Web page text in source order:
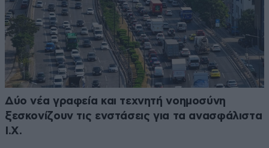
Δύο νέα γραφεία και τεχνητή νοημοσύνη
ξεσκονίζουν τις ενστάσεις για τα ανασφάλιστα
Ι.Χ.